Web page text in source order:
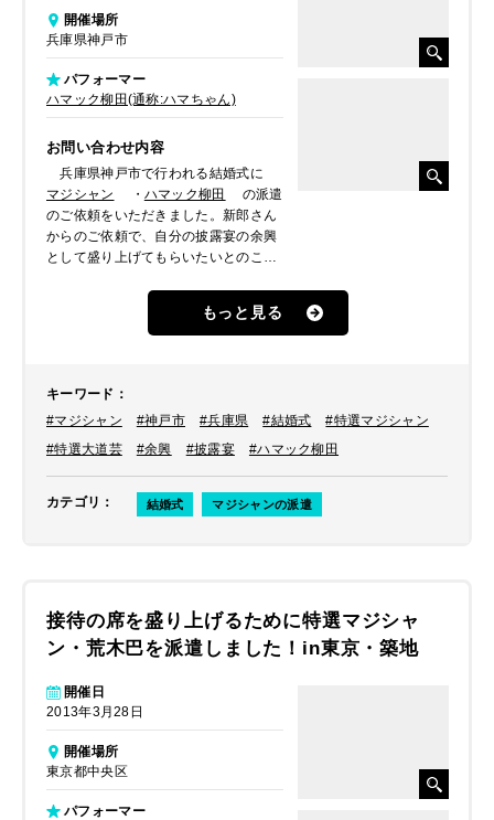
開催場所
兵庫県神戸市
パフォーマー
ハマック柳田(通称:ハマちゃん)
お問い合わせ内容
兵庫県神戸市で行われる結婚式に
マジシャン
・ ハマック柳田
の派遣
のご依頼をいただきました。新郎さん
からのご依頼で、自分の披露宴の余興
として盛り上げてもらいたいとのこと
もっと見る
キーワード ：
#マジシャン
#神戸市 #兵庫県 #結婚式
#特選マジシャン
#特選大道芸
#余興 #披露宴 #ハマック柳田
カテゴリ ： 結婚式 マジシャンの派遣
接待の席を盛り上げるために特選マジシャ
ン・荒木巴を派遣しました！in東京・築地
開催日
2013年3月28日
開催場所
東京都中央区
パフォーマー